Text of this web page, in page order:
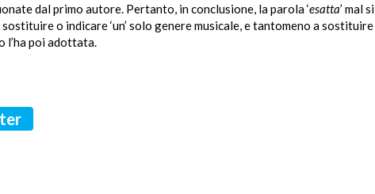
dal primo autore. Pertanto, in conclusione, la parola ‘esatta’ mal
o indicare ‘un’ solo genere musicale, e tantomeno a sostituire
l’ha poi adottata.